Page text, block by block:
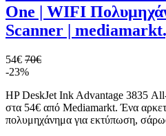
One | WIFI
Scanner |
54€ 70€
-23%
HP DeskJet Ink Advantage 3835
στα 54€ από Mediamarkt. Ένα
πολυμηχάνημα για εκτύπωση,